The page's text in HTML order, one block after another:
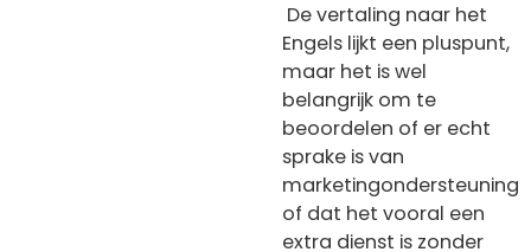
De vertaling naar het
Engels lijkt een pluspunt,
maar het is wel
belangrijk om te
beoordelen of er echt
sprake is van
marketingondersteuning
of dat het vooral een
extra dienst is zonder